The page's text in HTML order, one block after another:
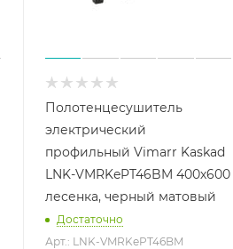
Полотенцесушитель
электрический
профильный Vimarr Kaskad
LNK-VMRKePT46BM 400х600
лесенка, черный матовый
Достаточно
Арт.: LNK-VMRKePT46BM